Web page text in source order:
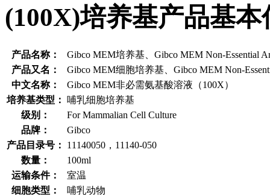
(100X)培养基产品基本
产品名称：
Gibco MEM培养基、Gibco MEM Non-Essential
产品又名：
Gibco MEM细胞培养基、Gibco MEM Non-
中文名称：
Gibco MEM非必需氨基酸溶液（100X）
培养基类型：
哺乳细胞培养基
级别：
For Mammalian Cell Culture
品牌：
Gibco
产品目录号：
11140050，11140-050
数量：
100ml
运输条件：
室温
细胞类型：
哺乳动物